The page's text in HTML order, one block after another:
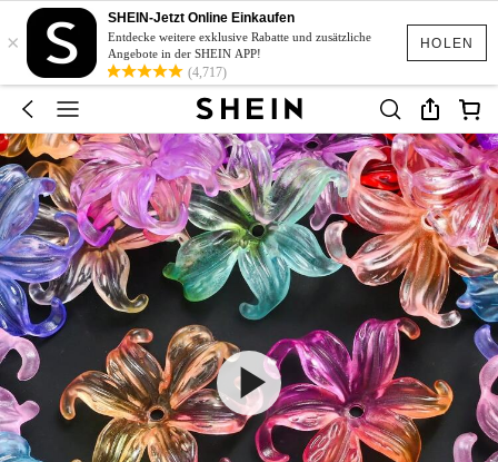
HOLEN
×
SHEIN-Jetzt Online Einkaufen
Entdecke weitere exklusive Rabatte und zusätzliche
Angebote in der SHEIN APP!
(4,717)